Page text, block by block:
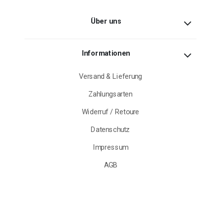
Über uns
Informationen
Versand & Lieferung
Zahlungsarten
Widerruf / Retoure
Datenschutz
Impressum
AGB